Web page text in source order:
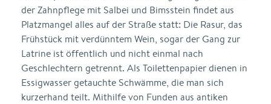
der Zahnpflege mit Salbei und Bimsstein findet aus
Platzmangel alles auf der Straße statt: Die Rasur, das
Frühstück mit verdünntem Wein, sogar der Gang zur
Latrine ist öffentlich und nicht einmal nach
Geschlechtern getrennt. Als Toilettenpapier dienen in
Essigwasser getauchte Schwämme, die man sich
kurzerhand teilt. Mithilfe von Funden aus antiken